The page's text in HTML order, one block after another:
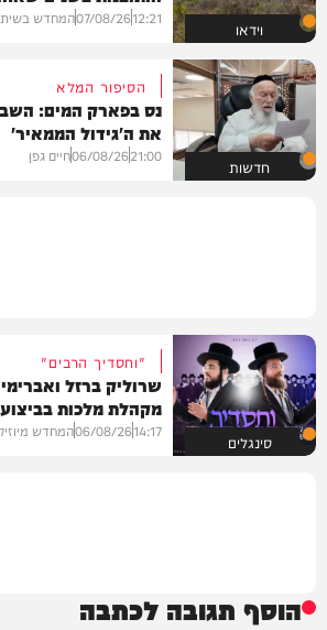
וידאו 12:21
07/08/26המחדש
חדשות
הסיפור המלא
נס בפארק המים:
את ה'גידול הממאיר'
21:00
06/08/26חיים גפן
סינגלים
"וחסדיך הרבים"
שרוליק ברזל
מקהלת מלכות
14:17
06/08/26המחדש
הוסף תגובה לכתבה